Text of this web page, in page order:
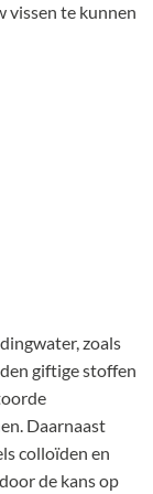
vissen te kunnen
zoals
giftige stoffen
Daarnaast
colloïden en
de kans op